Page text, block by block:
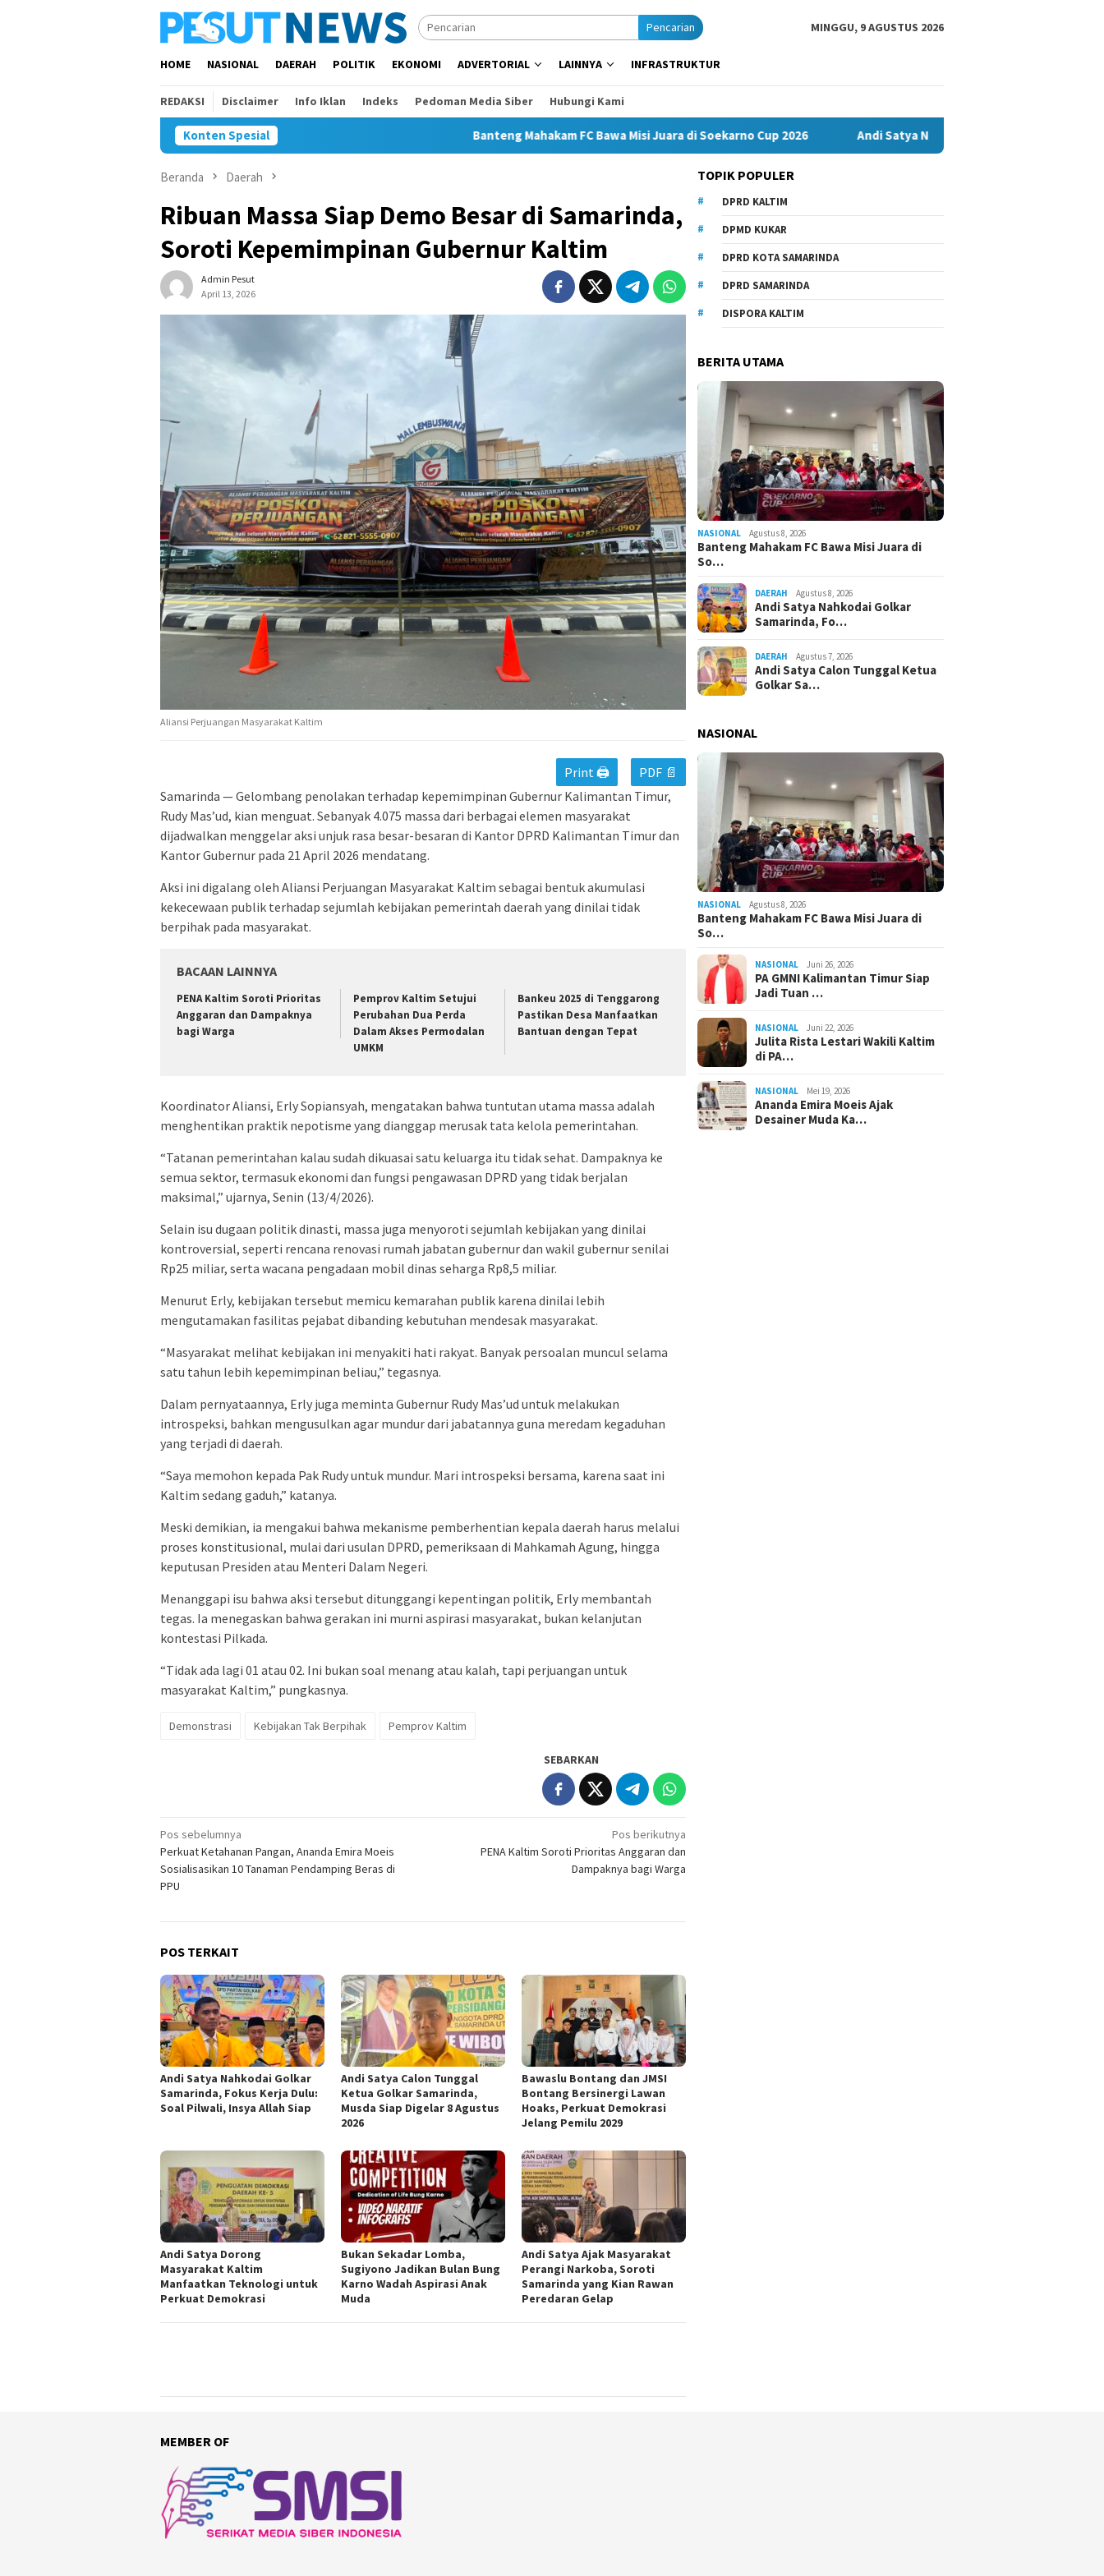
Pencarian MINGGU, 9 AGUSTUS 2026
HOME NASIONAL DAERAH POLITIK EKONOMI ADVERTORIAL LAINNYA INFRASTRUKTUR
REDAKSI Disclaimer Info Iklan Indeks Pedoman Media Siber Hubungi Kami
Konten Spesial Banteng Mahakam FC Bawa Misi Juara di Soekarno Cup 2026 Andi Satya Nahkodai Golkar Samarinda, Fokus Kerja Dulu:
Beranda Daerah
Ribuan Massa Siap Demo Besar di Samarinda,
Soroti Kepemimpinan Gubernur Kaltim
Admin Pesut
April 13, 2026
Aliansi Perjuangan Masyarakat Kaltim
Print 🖨
PDF 📄
Samarinda — Gelombang penolakan terhadap kepemimpinan Gubernur Kalimantan Timur,
Rudy Mas’ud, kian menguat. Sebanyak 4.075 massa dari berbagai elemen masyarakat
dijadwalkan menggelar aksi unjuk rasa besar-besaran di Kantor DPRD Kalimantan Timur dan
Kantor Gubernur pada 21 April 2026 mendatang.
Aksi ini digalang oleh Aliansi Perjuangan Masyarakat Kaltim sebagai bentuk akumulasi
kekecewaan publik terhadap sejumlah kebijakan pemerintah daerah yang dinilai tidak
berpihak pada masyarakat.
BACAAN LAINNYA
PENA Kaltim Soroti Prioritas
Anggaran dan Dampaknya
bagi Warga
Pemprov Kaltim Setujui
Perubahan Dua Perda
Dalam Akses Permodalan
UMKM
Bankeu 2025 di Tenggarong
Pastikan Desa Manfaatkan
Bantuan dengan Tepat
Koordinator Aliansi, Erly Sopiansyah, mengatakan bahwa tuntutan utama massa adalah
menghentikan praktik nepotisme yang dianggap merusak tata kelola pemerintahan.
“Tatanan pemerintahan kalau sudah dikuasai satu keluarga itu tidak sehat. Dampaknya ke
semua sektor, termasuk ekonomi dan fungsi pengawasan DPRD yang tidak berjalan
maksimal,” ujarnya, Senin (13/4/2026).
Selain isu dugaan politik dinasti, massa juga menyoroti sejumlah kebijakan yang dinilai
kontroversial, seperti rencana renovasi rumah jabatan gubernur dan wakil gubernur senilai
Rp25 miliar, serta wacana pengadaan mobil dinas seharga Rp8,5 miliar.
Menurut Erly, kebijakan tersebut memicu kemarahan publik karena dinilai lebih
mengutamakan fasilitas pejabat dibanding kebutuhan mendesak masyarakat.
“Masyarakat melihat kebijakan ini menyakiti hati rakyat. Banyak persoalan muncul selama
satu tahun lebih kepemimpinan beliau,” tegasnya.
Dalam pernyataannya, Erly juga meminta Gubernur Rudy Mas’ud untuk melakukan
introspeksi, bahkan mengusulkan agar mundur dari jabatannya guna meredam kegaduhan
yang terjadi di daerah.
“Saya memohon kepada Pak Rudy untuk mundur. Mari introspeksi bersama, karena saat ini
Kaltim sedang gaduh,” katanya.
Meski demikian, ia mengakui bahwa mekanisme pemberhentian kepala daerah harus melalui
proses konstitusional, mulai dari usulan DPRD, pemeriksaan di Mahkamah Agung, hingga
keputusan Presiden atau Menteri Dalam Negeri.
Menanggapi isu bahwa aksi tersebut ditunggangi kepentingan politik, Erly membantah
tegas. Ia menegaskan bahwa gerakan ini murni aspirasi masyarakat, bukan kelanjutan
kontestasi Pilkada.
“Tidak ada lagi 01 atau 02. Ini bukan soal menang atau kalah, tapi perjuangan untuk
masyarakat Kaltim,” pungkasnya.
Demonstrasi Kebijakan Tak Berpihak Pemprov Kaltim
SEBARKAN
Navigasi
pos
Pos sebelumnya
Perkuat Ketahanan Pangan, Ananda Emira Moeis
Sosialisasikan 10 Tanaman Pendamping Beras di
PPU
Pos berikutnya
PENA Kaltim Soroti Prioritas Anggaran dan
Dampaknya bagi Warga
POS TERKAIT
Andi Satya Nahkodai Golkar
Samarinda, Fokus Kerja Dulu:
Soal Pilwali, Insya Allah Siap
Andi Satya Calon Tunggal
Ketua Golkar Samarinda,
Musda Siap Digelar 8 Agustus
2026
Bawaslu Bontang dan JMSI
Bontang Bersinergi Lawan
Hoaks, Perkuat Demokrasi
Jelang Pemilu 2029
Andi Satya Dorong
Masyarakat Kaltim
Manfaatkan Teknologi untuk
Perkuat Demokrasi
Bukan Sekadar Lomba,
Sugiyono Jadikan Bulan Bung
Karno Wadah Aspirasi Anak
Muda
Andi Satya Ajak Masyarakat
Perangi Narkoba, Soroti
Samarinda yang Kian Rawan
Peredaran Gelap
TOPIK POPULER
DPRD KALTIM
DPMD KUKAR
DPRD KOTA SAMARINDA
DPRD SAMARINDA
DISPORA KALTIM
BERITA UTAMA
NASIONAL Agustus 8, 2026
Banteng Mahakam FC Bawa Misi Juara di
So…
DAERAH Agustus 8, 2026
Andi Satya Nahkodai Golkar
Samarinda, Fo…
DAERAH Agustus 7, 2026
Andi Satya Calon Tunggal Ketua
Golkar Sa…
NASIONAL
NASIONAL Agustus 8, 2026
Banteng Mahakam FC Bawa Misi Juara di
So…
NASIONAL Juni 26, 2026
PA GMNI Kalimantan Timur Siap
Jadi Tuan …
NASIONAL Juni 22, 2026
Julita Rista Lestari Wakili Kaltim
di PA…
NASIONAL Mei 19, 2026
Ananda Emira Moeis Ajak
Desainer Muda Ka…
MEMBER OF